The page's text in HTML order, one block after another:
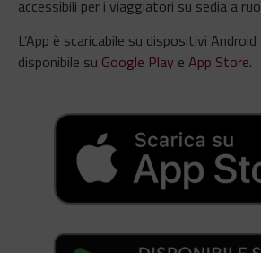
accessibili per i viaggiatori su sedia a
L’App è scaricabile su dispositivi Android
disponibile su Google Play e App Store.